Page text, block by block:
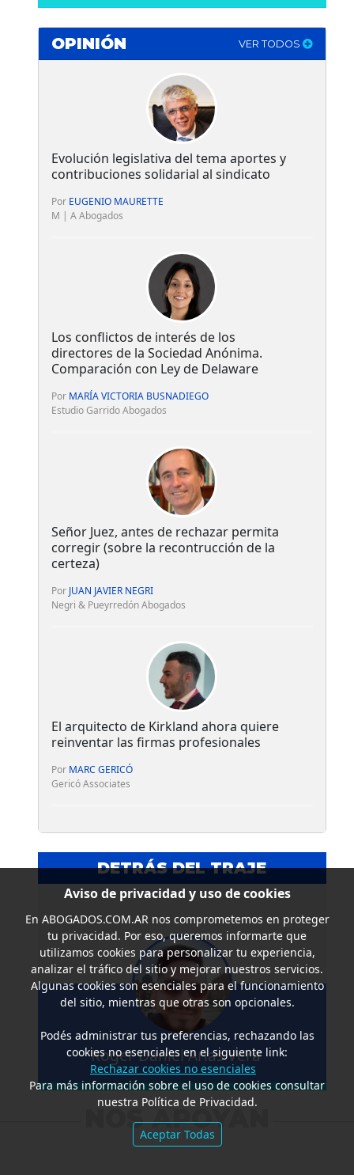
OPINIÓN VER TODOS
Evolución legislativa del tema aportes y
contribuciones solidarial al sindicato
Por EUGENIO MAURETTE
M | A Abogados
Los conflictos de interés de los
directores de la Sociedad Anónima.
Comparación con Ley de Delaware
Por MARÍA VICTORIA BUSNADIEGO
Estudio Garrido Abogados
Señor Juez, antes de rechazar permita
corregir (sobre la recontrucción de la
certeza)
Por JUAN JAVIER NEGRI
Negri & Pueyrredón Abogados
El arquitecto de Kirkland ahora quiere
reinventar las firmas profesionales
Por MARC GERICÓ
Gericó Associates
DETRÁS DEL TRAJE
Roger Daniel Arias Vera
NOS APOYAN
Aviso de privacidad y uso de cookies
En ABOGADOS.COM.ARnos comprometemos en proteger
tu privacidad. Por eso, queremos informarte que
utilizamos cookies para personalizar tu experiencia,
analizar el tráfico del sitio y mejorar nuestros servicios.
Algunas cookies son esenciales para el funcionamiento
del sitio, mientras que otras son opcionales.
Podés administrar tus preferencias, rechazando las
cookies no esenciales en el siguiente link:
Rechazar cookies no esenciales
Para más información sobre el uso de cookies consultar
nuestra Política de Privacidad.
Aceptar Todas